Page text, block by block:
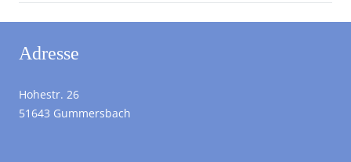
Adresse
Hohestr. 26
51643 Gummersbach